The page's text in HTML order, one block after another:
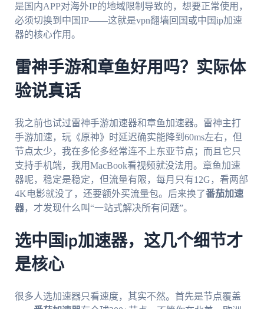
是国内APP对海外IP的地域限制导致的，想要正常使用，
必须切换到中国IP——这就是vpn翻墙回国或中国ip加速
器的核心作用。
雷神手游和章鱼好用吗？实际体
验说真话
我之前也试过雷神手游加速器和章鱼加速器。雷神主打
手游加速，玩《原神》时延迟确实能降到60ms左右，但
节点太少，我在多伦多经常连不上东亚节点；而且它只
支持手机端，我用MacBook看视频就没法用。章鱼加速
器呢，稳定是稳定，但流量有限，每月只有12G，看两部
4K电影就没了，还要额外买流量包。后来换了番茄加速
器，才发现什么叫“一站式解决所有问题”。
选中国ip加速器，这几个细节才
是核心
很多人选加速器只看速度，其实不然。首先是节点覆盖